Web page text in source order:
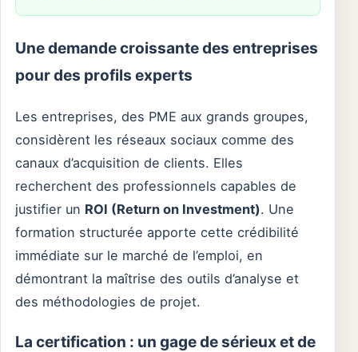
Une demande croissante des entreprises
pour des profils experts
Les entreprises, des PME aux grands groupes,
considèrent les réseaux sociaux comme des
canaux d’acquisition de clients. Elles
recherchent des professionnels capables de
justifier un ROI (Return on Investment). Une
formation structurée apporte cette crédibilité
immédiate sur le marché de l’emploi, en
démontrant la maîtrise des outils d’analyse et
des méthodologies de projet.
La certification : un gage de sérieux et de